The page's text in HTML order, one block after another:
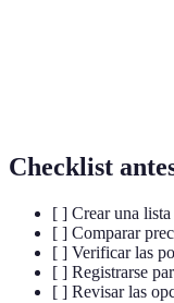
Checklist
[ ] Crear una lista
[ ] Comparar
[ ] Verificar las
[ ] Registrarse
[ ] Revisar las